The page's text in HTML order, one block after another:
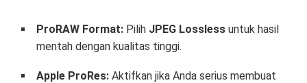
ProRAW Format:Pilih JPEG Losslessuntuk hasil
mentah dengan kualitas tinggi.
Apple ProRes:Aktifkan jika Anda serius membuat